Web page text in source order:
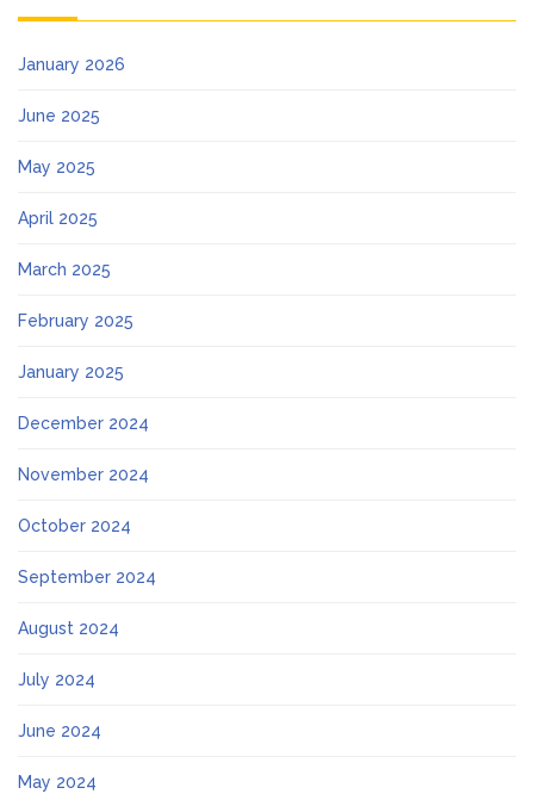
January 2026
June 2025
May 2025
April 2025
March 2025
February 2025
January 2025
December 2024
November 2024
October 2024
September 2024
August 2024
July 2024
June 2024
May 2024